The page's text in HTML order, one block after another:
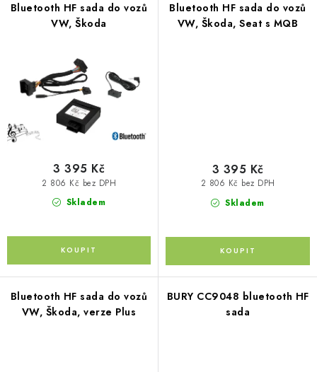
Bluetooth HF sada do vozů
VW, Škoda
Skladem
2 806 Kč bez DPH
3 395 Kč
Bluetooth HF sada do vozů
VW, Škoda, Seat s MQB
Skladem
2 806 Kč bez DPH
3 395 Kč
Bluetooth HF sada do vozů
VW, Škoda, verze Plus
BURY CC9048 bluetooth HF
sada